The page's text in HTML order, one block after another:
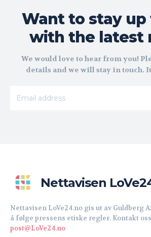
Want to stay up
with the latest
We would love to hear from you!
details and we will stay in touch.
Nettavisen
Nettavisen LoVe24.no gis ut av Guldberg
å følge pressens etiske regler. Kontakt
post@LoVe24.no